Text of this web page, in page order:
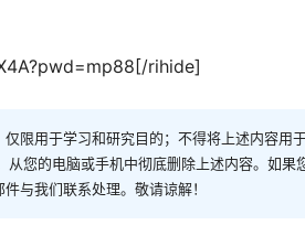
rihide]
限用于学习和研究目的；不得将上述内容用
您的电脑或手机中彻底删除上述内容。如果
与我们联系处理。敬请谅解！